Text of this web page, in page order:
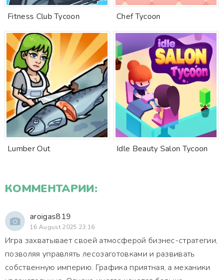
Fitness Club Tycoon Chef Tycoon
Lumber Out Idle Beauty Salon Tycoon
КОММЕНТАРИИ:
aroigas819
16 August 2025 23:16
Игра захватывает своей атмосферой бизнес-стратегии,
позволяя управлять лесозаготовками и развивать
собственную империю. Графика приятная, а механики